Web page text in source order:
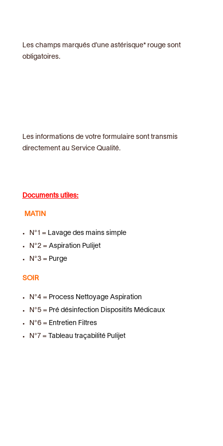
Les champs marqués d’une astérisque* rouge sont
obligatoires.
Les informations de votre formulaire sont transmis
directement au Service Qualité.
Documents utiles:
MATIN
N°1 = Lavage des mains simple
N°2 = Aspiration Pulijet
N°3 = Purge
SOIR
N°4 = Process Nettoyage Aspiration
N°5 = Pré désinfection Dispositifs Médicaux
N°6 = Entretien Filtres
N°7 = Tableau traçabilité Pulijet